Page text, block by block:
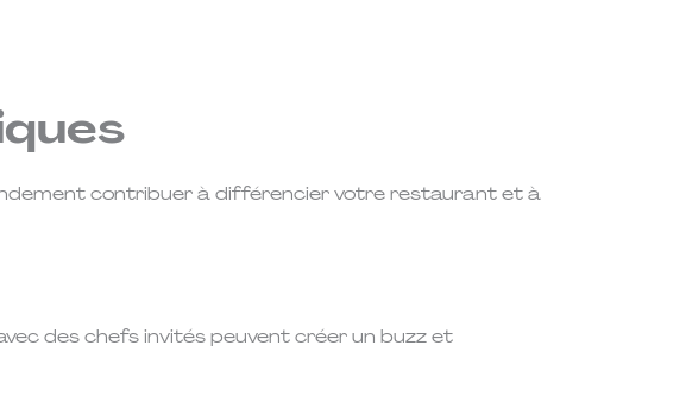
contribuer à différencier votre restaurant et à
des chefs invités peuvent créer un buzz et